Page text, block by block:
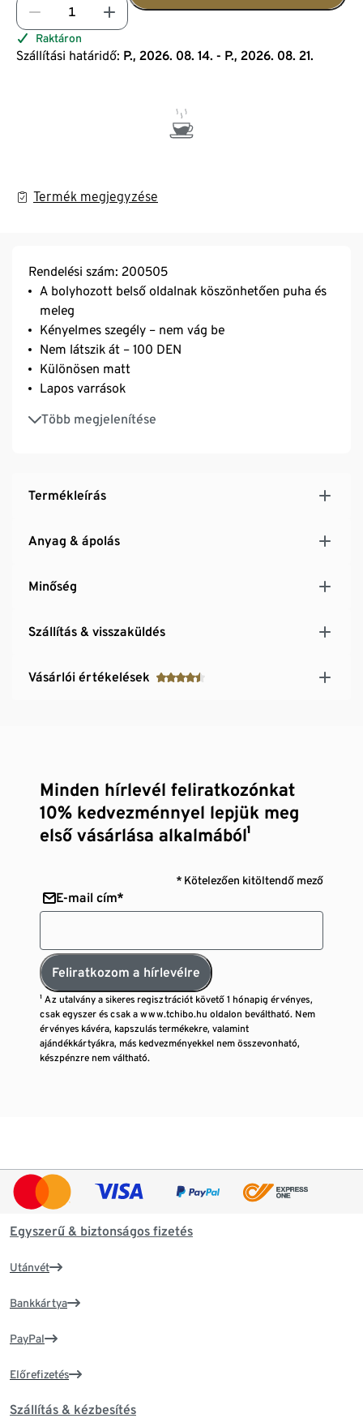
Raktáron
Szállítási határidő: P., 2026. 08. 14. - P., 2026. 08. 21.
Termék megjegyzése
Rendelési szám: 200505
A bolyhozott belső oldalnak köszönhetően puha és
meleg
Kényelmes szegély – nem vág be
Nem látszik át – 100 DEN
Különösen matt
Lapos varrások
Több megjelenítése
A 40/42-es mérettől kényelmes lépésbetéttel
Elasztánnal: formatartó, tökéletesen áll, rendkívül
Termékleírás
Anyag & ápolás
Minőség
Szállítás & visszaküldés
Vásárlói értékelések
Minden hírlevél feliratkozónkat
10% kedvezménnyel lepjük meg
első vásárlása alkalmából¹
* Kötelezően kitöltendő mező
E-mail cím*
Feliratkozom a hírlevélre
¹ Az utalvány a sikeres regisztrációt követő 1 hónapig érvényes,
csak egyszer és csak a www.tchibo.hu oldalon beváltható. Nem
érvényes kávéra, kapszulás termékekre, valamint
ajándékkártyákra, más kedvezményekkel nem összevonható,
készpénzre nem váltható.
Egyszerű & biztonságos fizetés
Utánvét
Bankkártya
PayPal
Előrefizetés
Szállítás & kézbesítés